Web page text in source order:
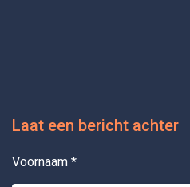
Laat een bericht achter
Voornaam *